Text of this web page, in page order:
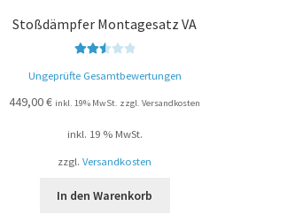
Stoßdämpfer Montagesatz VA
et mit
2.52
Ungeprüfte Gesamtbewertungen
449,00€ inkl. 19% MwSt. zzgl. Versandkosten
inkl. 19 % MwSt.
zzgl.Versandkosten
In den Warenkorb